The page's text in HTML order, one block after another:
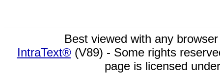
Best viewed with any
IntraText®(V89) - Some rights
page is licensed